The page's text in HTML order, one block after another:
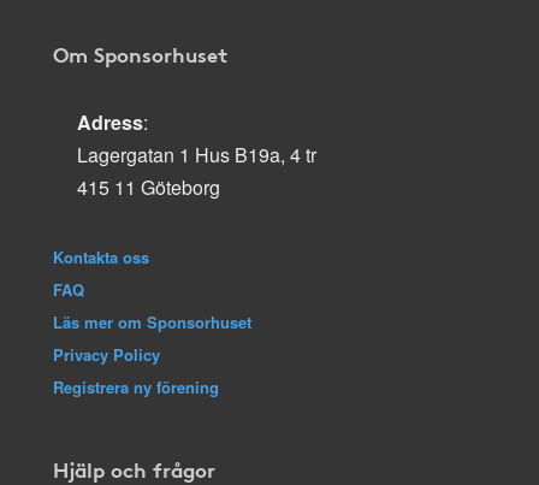
Om Sponsorhuset
Adress:
Lagergatan 1 Hus B19a, 4 tr
415 11 Göteborg
Kontakta oss
FAQ
Läs mer om Sponsorhuset
Privacy Policy
Registrera ny förening
Hjälp och frågor